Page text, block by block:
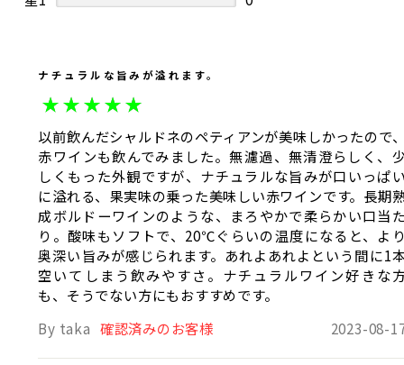
ナチュラルな旨みが溢れます。
以前飲んだシャルドネのペティアンが美味しかったので
赤ワインも飲んでみました。無濾過、無清澄らしく、
しくもった外観ですが、ナチュラルな旨みが口いっぱ
に溢れる、果実味の乗った美味しい赤ワインです。長期
成ボルドーワインのような、まろやかで柔らかい口当
り。酸味もソフトで、20℃ぐらいの温度になると、よ
奥深い旨みが感じられます。あれよあれよという間に1
空いてしまう飲みやすさ。ナチュラルワイン好きな
も、そうでない方にもおすすめです。
By taka 確認済みのお客様 2023-08-